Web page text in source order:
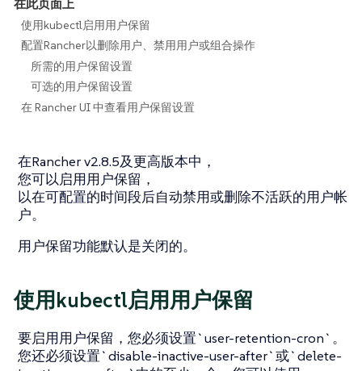
在此页面上
使用kubectl启用用户保留
配置Rancher以删除用户、禁用用户或组合操作
所需的用户保留设置
可选的用户保留设置
在 Rancher UI 中查看用户保留设置
在Rancher v2.8.5及更高版本中，
您可以启用用户保留，
以在可配置的时间段后自动禁用或删除不活跃的用户帐
户。
用户保留功能默认是关闭的。
使用kubectl启用用户保留
要启用用户保留，您必须设置`user-retention-cron`。
您还必须设置`disable-inactive-user-after`或`delete-